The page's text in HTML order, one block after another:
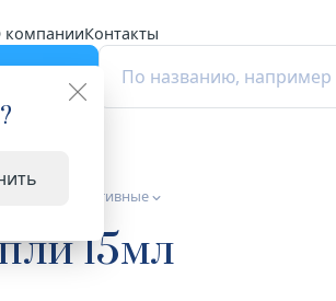
компанииКонтакты
По названию, например
?
Средства седативные
15мл